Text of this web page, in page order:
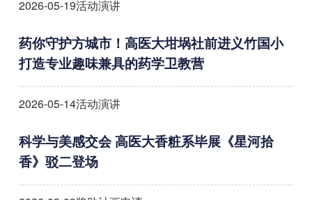
2026-05-19活动演讲
药你守护方城市！高医大坩埚社前进义竹国小
打造专业趣味兼具的药学卫教营
2026-05-14活动演讲
科学与美感交会 高医大香粧系毕展《星河拾
香》驳二登场